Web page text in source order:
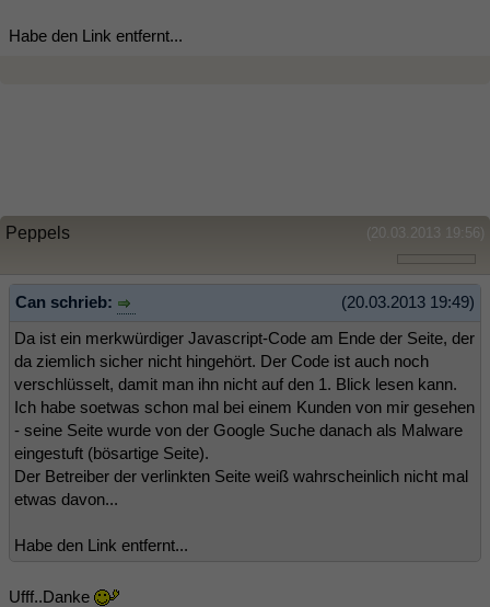
Habe den Link entfernt...
(20.03.2013 19:56)
Peppels
(20.03.2013 19:49)
Can schrieb:
Da ist ein merkwürdiger Javascript-Code am Ende der Seite, der
da ziemlich sicher nicht hingehört. Der Code ist auch noch
verschlüsselt, damit man ihn nicht auf den 1. Blick lesen kann.
Ich habe soetwas schon mal bei einem Kunden von mir gesehen
- seine Seite wurde von der Google Suche danach als Malware
eingestuft (bösartige Seite).
Der Betreiber der verlinkten Seite weiß wahrscheinlich nicht mal
etwas davon...
Habe den Link entfernt...
Ufff..Danke